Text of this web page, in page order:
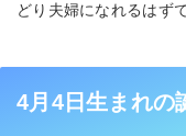
どり夫婦になれるはずで
4月4日生まれの